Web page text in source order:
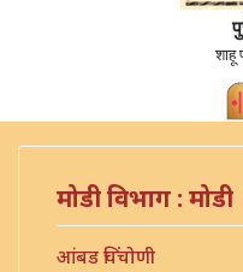
शाहू
मोडी विभाग : मोडी
आंबड चिंचोणी